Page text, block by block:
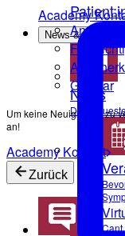
Academy
News & Events
News
Das
Anatomie
Glossar
Um keine Neuigkeiten zu
an!
Academy Kontakt
Zurück